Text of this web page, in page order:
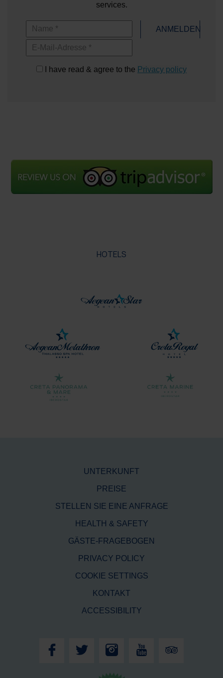
services.
Name
E-Mail-Adresse
ANMELDEN
I have read & agree to the Privacy policy
HOTELS
UNTERKUNFT
PREISE
STELLEN SIE EINE ANFRAGE
HEALTH & SAFETY
GÄSTE-FRAGEBOGEN
PRIVACY POLICY
COOKIE SETTINGS
KONTAKT
ACCESSIBILITY